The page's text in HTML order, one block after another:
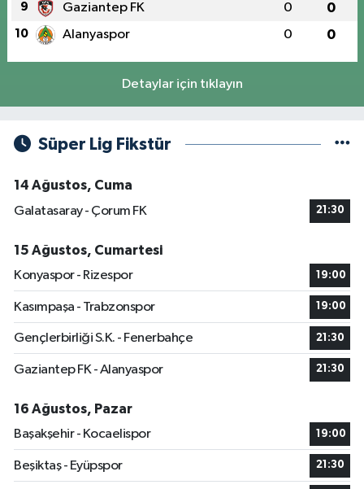
9 Gaziantep FK 0 0
10 Alanyaspor 0 0
Detaylar için tıklayın
Süper Lig Fikstür
14 Ağustos, Cuma
Galatasaray - Çorum FK
21:30
15 Ağustos, Cumartesi
Konyaspor - Rizespor
19:00
Kasımpaşa - Trabzonspor 19:00
Gençlerbirliği S.K. - Fenerbahçe 21:30
Gaziantep FK - Alanyaspor 21:30
16 Ağustos, Pazar
Başakşehir - Kocaelispor
19:00
Beşiktaş - Eyüpspor 21:30